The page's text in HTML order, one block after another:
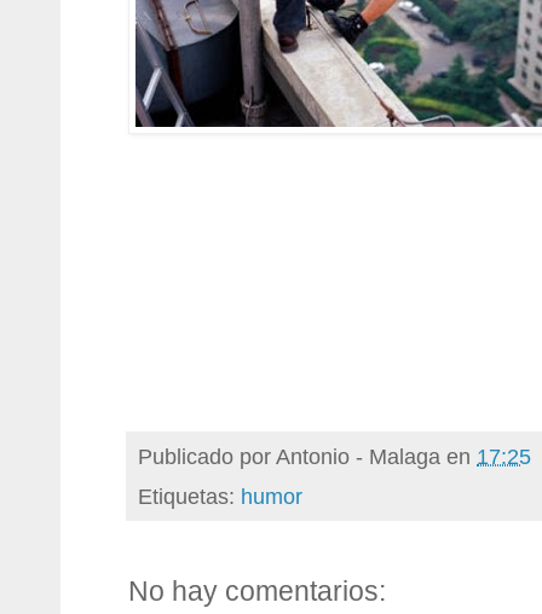
Publicado porAntonio - Malaga en 17:25
Etiquetas: humor
No hay comentarios: